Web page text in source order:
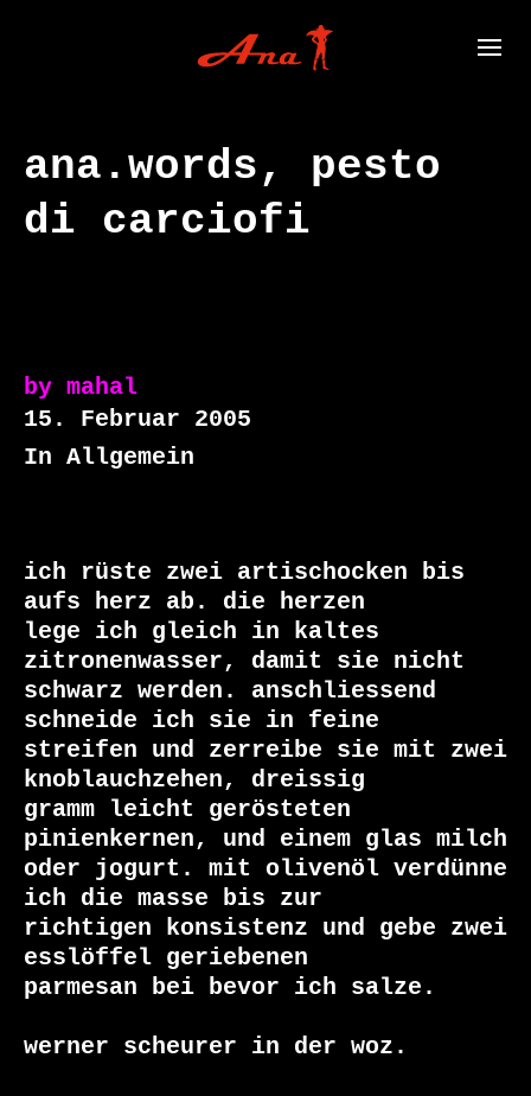
ana.words, pesto
di carciofi
by mahal
15. Februar 2005
In Allgemein
ich rüste zwei artischocken bis
aufs herz ab. die herzen
lege ich gleich in kaltes
zitronenwasser, damit sie nicht
schwarz werden. anschliessend
schneide ich sie in feine
streifen und zerreibe sie mit zwei
knoblauchzehen, dreissig
gramm leicht gerösteten
pinienkernen, und einem glas milch
oder jogurt. mit olivenöl verdünne
ich die masse bis zur
richtigen konsistenz und gebe zwei
esslöffel geriebenen
parmesan bei bevor ich salze.
werner scheurer in der woz.